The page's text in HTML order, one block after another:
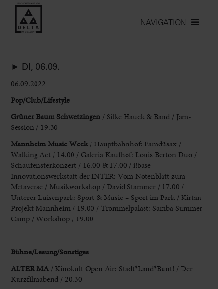
NAVIGATION
► DI, 06.09.
06.09.2022
Pop/Club/Lifestyle
Grüner Baum Schwetzingen / Silke Hauck & Band / Jam-
Session / 19.30
Mannheim Music Week/ Hauptbahnhof: Famdüsax /
Walking Act / 14.00 / Galeria Kaufhof: Louis Berton Duo /
Schaufensterkonzert / 16.00 & 17.00 / i!base –
Innovationswerkstatt der INTER: Vom Notenblatt zum
Metaverse / Musikworkshop / David Stammer / 17.00 /
Unterer Luisenpark: Sport & Music – Sport im Park / Kirtan
Projekt Mannheim / 19.00 /Trommelpalast: Samba Summer
Camp / Workshop / 19.00
Bühne/Lesung/Sonstiges
ALTERMA / Kinokult Open Air: Stadt*Land*Bunt! / Der
Kurzfilmabend / 20.30